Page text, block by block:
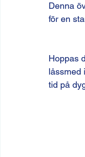
Denna
för en
Hoppas
låssmed
tid på